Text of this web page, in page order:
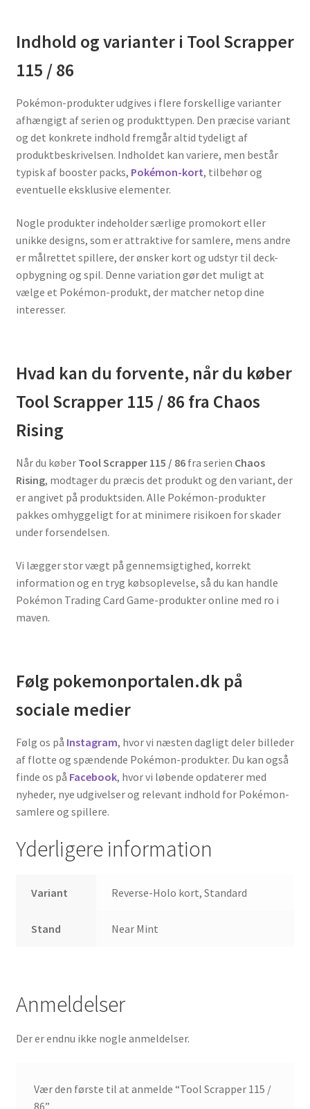
Indhold og varianter i Tool Scrapper
115 / 86
Pokémon-produkter udgives i flere forskellige varianter
afhængigt af serien og produkttypen. Den præcise variant
og det konkrete indhold fremgår altid tydeligt af
produktbeskrivelsen. Indholdet kan variere, men består
typisk af booster packs, Pokémon-kort, tilbehør og
eventuelle eksklusive elementer.
Nogle produkter indeholder særlige promokort eller
unikke designs, som er attraktive for samlere, mens andre
er målrettet spillere, der ønsker kort og udstyr til deck-
opbygning og spil. Denne variation gør det muligt at
vælge et Pokémon-produkt, der matcher netop dine
interesser.
Hvad kan du forvente, når du køber
Tool Scrapper 115 / 86 fra Chaos
Rising
Når du køberTool Scrapper 115 / 86fra serien Chaos
Rising, modtager du præcis det produkt og den variant, der
er angivet på produktsiden. Alle Pokémon-produkter
pakkes omhyggeligt for at minimere risikoen for skader
under forsendelsen.
Vi lægger stor vægt på gennemsigtighed, korrekt
information og en tryg købsoplevelse, så du kan handle
Pokémon Trading Card Game-produkter online med ro i
maven.
Følg pokemonportalen.dk på
sociale medier
Følg os på Instagram, hvor vi næsten dagligt deler billeder
af flotte og spændende Pokémon-produkter. Du kan også
finde os på Facebook, hvor vi løbende opdaterer med
nyheder, nye udgivelser og relevant indhold for Pokémon-
samlere og spillere.
Yderligere information
Variant Reverse-Holo kort, Standard
Stand Near Mint
Anmeldelser
Der er endnu ikke nogle anmeldelser.
Vær den første til at anmelde “Tool Scrapper 115 /